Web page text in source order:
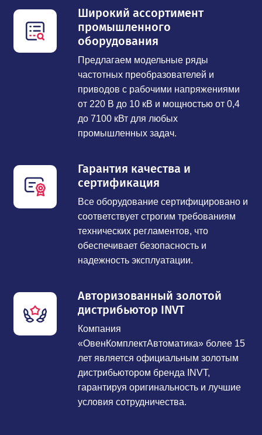
Широкий ассортимент
промышленного
оборудования
Предлагаем модельные ряды
частотных преобразователей и
приводов с рабочими напряжениями
от 220 В до 10 кВ и мощностью от 0,4
до 7100 кВт для любых
промышленных задач.
Гарантия качества и
сертификация
Все оборудование сертифицировано и
соответствует строгим требованиям
технических регламентов, что
обеспечивает безопасность и
надежность эксплуатации.
Авторизованный золотой
дистрибьютор INVT
Компания
«ОвенКомплектАвтоматика» более 15
лет является официальным золотым
дистрибьютором бренда INVT,
гарантируя оригинальность и лучшие
условия сотрудничества.